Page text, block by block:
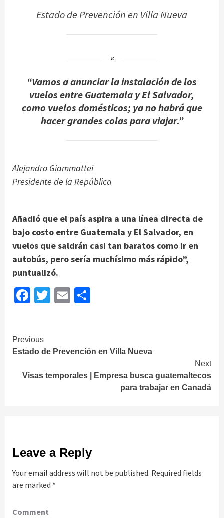
Estado de Prevención en Villa Nueva
“Vamos a anunciar la instalación de los
vuelos entre Guatemala y El Salvador,
como vuelos domésticos; ya no habrá que
hacer grandes colas para viajar.”
Alejandro Giammattei
Presidente de la República
Añadió que el país aspira a una línea directa de
bajo costo entre Guatemala y El Salvador, en
vuelos que saldrán casi tan baratos como ir en
autobús, pero sería muchísimo más rápido”,
puntualizó.
Facebook
Twitter
Email
Continue
Reading
Previous
Estado de Prevención en Villa Nueva
Next
Visas temporales | Empresa busca guatemaltecos
para trabajar en Canadá
Leave a Reply
Your email address will not be published. Required fields
are marked *
Comment